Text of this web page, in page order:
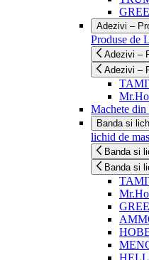
Adezivi –
Produse de
Adezivi –
Adezivi –
Machete
Banda si
lichid de
Banda si
Banda si